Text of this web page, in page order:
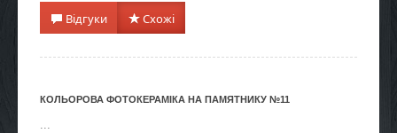
Відгуки Схожі
КОЛЬОРОВА ФОТОКЕРАМІКА НА ПАМЯТНИКУ №11
...